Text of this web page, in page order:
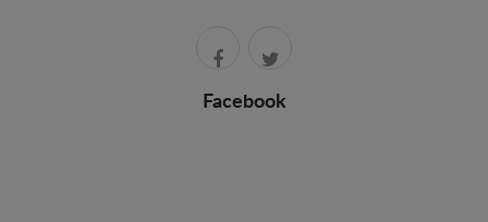
Facebook